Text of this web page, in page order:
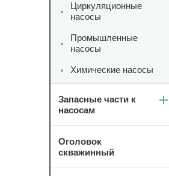
Циркуляционные
насосы
Промышленные
насосы
Химические насосы
Запасные части к
насосам
Оголовок
скважинный